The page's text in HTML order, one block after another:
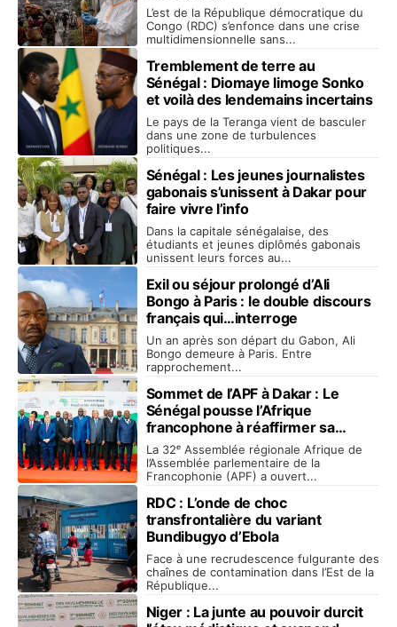
L’est de la République démocratique du
Congo (RDC) s’enfonce dans une crise
multidimensionnelle sans...
Tremblement de terre au
Sénégal : Diomaye limoge Sonko
et voilà des lendemains incertains
Le pays de la Teranga vient de basculer
dans une zone de turbulences
politiques...
Sénégal : Les jeunes journalistes
gabonais s’unissent à Dakar pour
faire vivre l’info
Dans la capitale sénégalaise, des
étudiants et jeunes diplômés gabonais
unissent leurs forces au...
Exil ou séjour prolongé d’Ali
Bongo à Paris : le double discours
français qui…interroge
Un an après son départ du Gabon, Ali
Bongo demeure à Paris. Entre
rapprochement...
Sommet de l’APF à Dakar : Le
Sénégal pousse l’Afrique
francophone à réaffirmer sa
souveraineté
La 32ᵉ Assemblée régionale Afrique de
l’Assemblée parlementaire de la
Francophonie (APF) a ouvert...
RDC : L’onde de choc
transfrontalière du variant
Bundibugyo d’Ebola
Face à une recrudescence fulgurante des
chaînes de contamination dans l’Est de la
République...
Niger : La junte au pouvoir durcit